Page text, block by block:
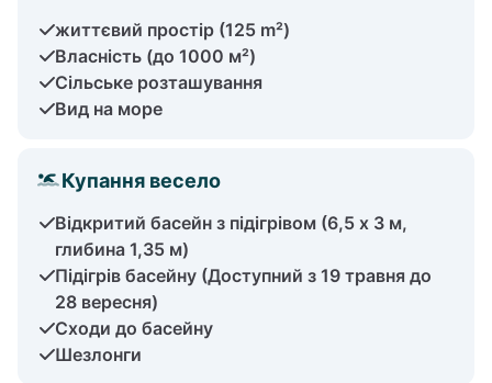
життєвий простір (125 m²)
Власність (до 1000 м²)
Сільське розташування
Вид на море
Купання весело
Відкритий басейн з підігрівом (6,5 х 3 м,
глибина 1,35 м)
Підігрів басейну (Доступний з 19 травня до
28 вересня)
Сходи до басейну
Шезлонги